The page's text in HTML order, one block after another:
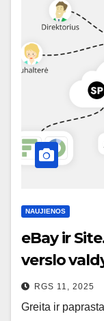
NAUJIENOS
eBay ir
verslo
RGS 11, 2025
Greita ir